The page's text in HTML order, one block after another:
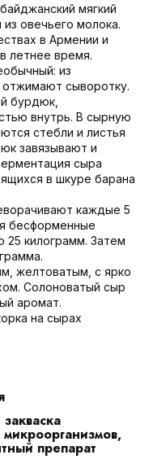
мягкий
овечьего молока.
в Армении и
летнее время.
из
отжимают сыворотку.
бурдюк,
внутрь. В сырную
стебли и листья
завязывают и
сыра
в шкуре барана
каждые 5
бесформенные
килограмм. Затем
желтоватым, с ярко
Солоноватый сыр
аромат.
на сырах
препарат